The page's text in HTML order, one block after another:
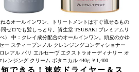
るオールインワン、トリートメントはすぐ流せるもの
ゼロでも髪しっとり。資生堂 TSUBAKI プレミアムリ
） 中：クレイ成分配合のオールインワン。頭皮のかゆ
ー スティーブンノル クレンジングコンディショナー
レアル パリ エルセーヴ エクストラオーディナリー オ
ンジング クリーム ボタニカル 440g ￥1,400
できる！速乾ドライヤー＆ス